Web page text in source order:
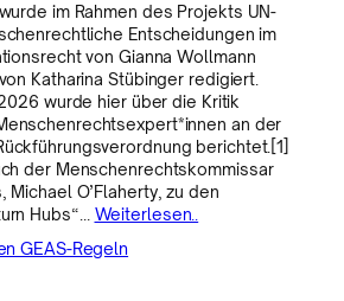
im Rahmen des Projekts UN-
Entscheidungen im
von Gianna Wollmann
Katharina Stübinger redigiert.
wurde hier über die Kritik
an der
berichtet.[1]
der Menschenrechtskommissar
Michael O’Flaherty, zu den
Hubs“… Weiterlesen..
GEAS-Regeln